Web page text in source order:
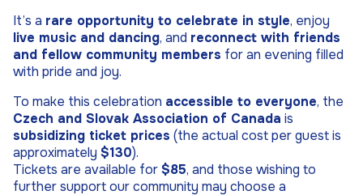
It’s a rare opportunity to celebrate in style, enjoy
live music and dancing, and reconnect with friends
and fellow community members for an evening filled
with pride and joy.
To make this celebration accessible to everyone, the
Czech and Slovak Association of Canada is
subsidizing ticket prices (the actual cost per guest is
approximately $130).
Tickets are available for$85, and those wishing to
further support our community may choose a